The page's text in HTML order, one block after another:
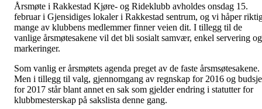
Årsmøte i Rakkestad Kjøre- og Rideklubb avholdes onsdag 15.
februar i Gjensidiges lokaler i Rakkestad sentrum, og vi håper
mange av klubbens medlemmer finner veien dit. I tillegg til de
vanlige årsmøtesakene vil det bli sosialt samvær, enkel servering og
markeringer.
Som vanlig er årsmøtets agenda preget av de faste årsmsøtesakene.
Men i tillegg til valg, gjennomgang av regnskap for 2016 og
for 2017 står blant annet en sak som gjelder endring i statutter for
klubbmesterskap på sakslista denne gang.